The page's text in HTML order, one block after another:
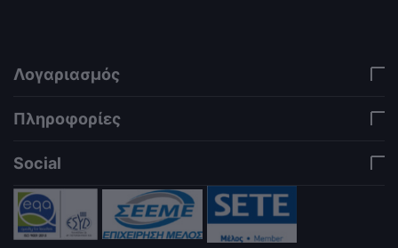
Λογαριασμός
Πληροφορίες
Social